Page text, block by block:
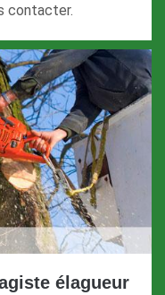
contacter.
élagueur